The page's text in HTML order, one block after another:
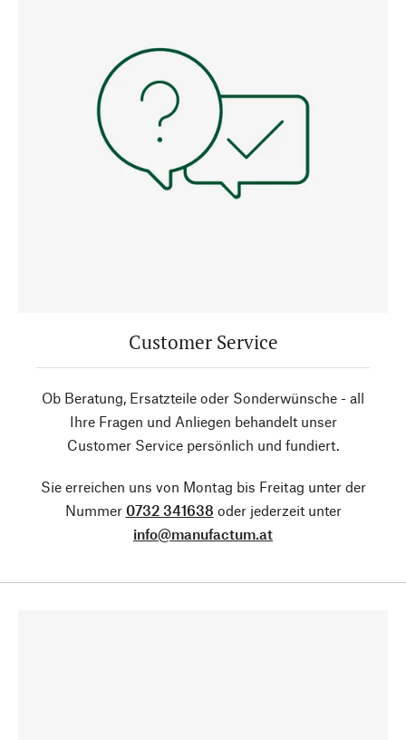
Customer Service
Ob Beratung, Ersatzteile oder Sonderwünsche - all
Ihre Fragen und Anliegen behandelt unser
Customer Service persönlich und fundiert.
Sie erreichen uns von Montag bis Freitag unter der
Nummer 0732 341638 oder jederzeit unter
info@manufactum.at